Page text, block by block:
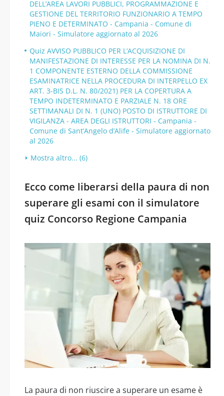
DELL’AREA LAVORI PUBBLICI, PROGRAMMAZIONE E
GESTIONE DEL TERRITORIO FUNZIONARIO A TEMPO
PIENO E DETERMINATO - Campania - Comune di
Maiori - Simulatore aggiornato al 2026
Quiz AVVISO PUBBLICO PER L’ACQUISIZIONE DI
MANIFESTAZIONE DI INTERESSE PER LA NOMINA DI N.
1 COMPONENTE ESTERNO DELLA COMMISSIONE
ESAMINATRICE NELLA PROCEDURA DI INTERPELLO EX
ART. 3-BIS D.L. N. 80/2021) PER LA COPERTURA A
TEMPO INDETERMINATO E PARZIALE N. 18 ORE
SETTIMANALI DI N. 1 (UNO) POSTO DI ISTRUTTORE DI
VIGILANZA - AREA DEGLI ISTRUTTORI - Campania -
Comune di Sant’Angelo d’Alife - Simulatore aggiornato
al 2026
Mostra altro... (6)
Ecco come liberarsi della paura di non
superare gli esami con il simulatore
quiz Concorso Regione Campania
La paura di non riuscire a superare un esame è